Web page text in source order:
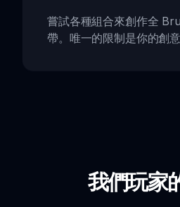
嘗試各種組合來創作全
帶。唯一的限制是你的創意
我們玩家